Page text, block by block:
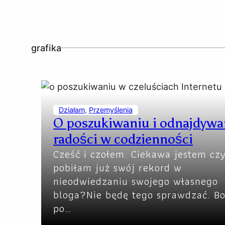
grafika
Działam, Przemyślenia
O poszukiwaniu i
radości w codzienności
Cześć i czołem. Ciekawa jestem czy
pobiłam już swój rekord w
nieodwiedzaniu swojego własnego
bloga?Nie będę tego sprawdzać. Bo
po…